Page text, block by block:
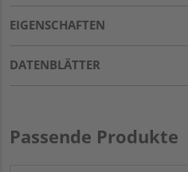
EIGENSCHAFTEN
DATENBLÄTTER
Passende Produkte